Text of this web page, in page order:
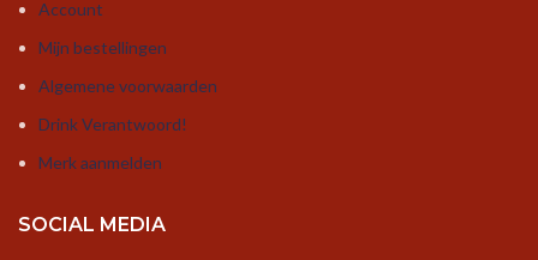
Account
Mijn bestellingen
Algemene voorwaarden
Drink Verantwoord!
Merk aanmelden
SOCIAL MEDIA